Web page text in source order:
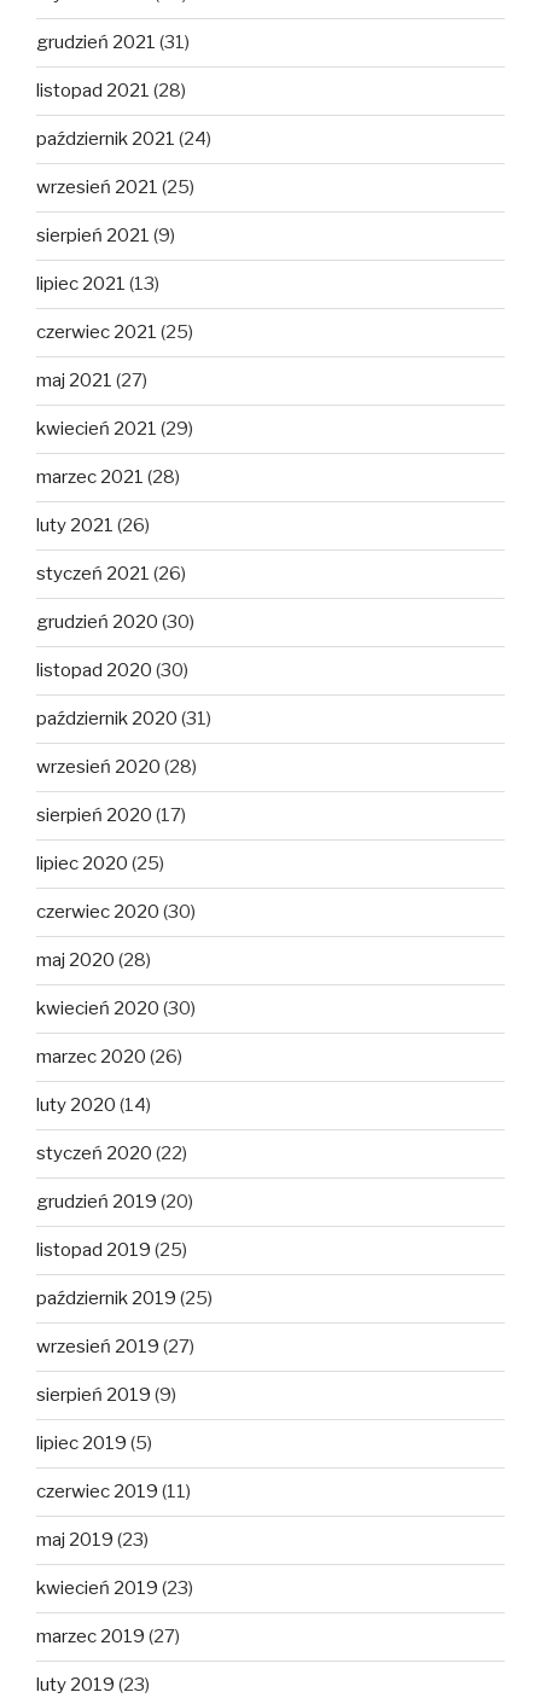
grudzień 2021 (31)
listopad 2021 (28)
październik 2021 (24)
wrzesień 2021 (25)
sierpień 2021 (9)
lipiec 2021 (13)
czerwiec 2021 (25)
maj 2021 (27)
kwiecień 2021 (29)
marzec 2021 (28)
luty 2021 (26)
styczeń 2021 (26)
grudzień 2020 (30)
listopad 2020 (30)
październik 2020 (31)
wrzesień 2020 (28)
sierpień 2020 (17)
lipiec 2020 (25)
czerwiec 2020 (30)
maj 2020 (28)
kwiecień 2020 (30)
marzec 2020 (26)
luty 2020 (14)
styczeń 2020 (22)
grudzień 2019 (20)
listopad 2019 (25)
październik 2019 (25)
wrzesień 2019 (27)
sierpień 2019 (9)
lipiec 2019 (5)
czerwiec 2019 (11)
maj 2019 (23)
kwiecień 2019 (23)
marzec 2019 (27)
luty 2019 (23)